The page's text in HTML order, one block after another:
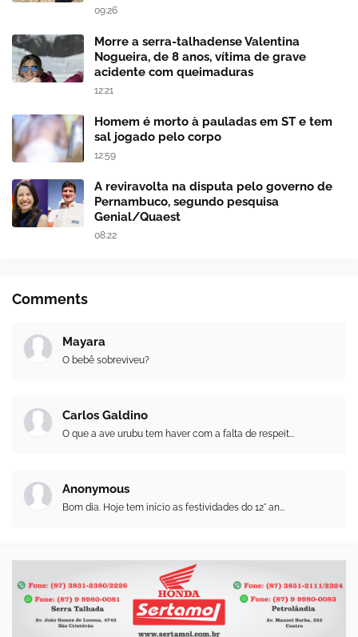
09:26
Morre a serra-talhadense Valentina
Nogueira, de 8 anos, vítima de grave
acidente com queimaduras
12:21
Homem é morto à pauladas em ST e tem
sal jogado pelo corpo
12:59
A reviravolta na disputa pelo governo de
Pernambuco, segundo pesquisa
Genial/Quaest
08:22
Comments
Mayara
O bebê sobreviveu?
Carlos Galdino
O que a ave urubu tem haver com a falta de respeit...
Anonymous
Bom dia. Hoje tem início as festividades do 12° an...